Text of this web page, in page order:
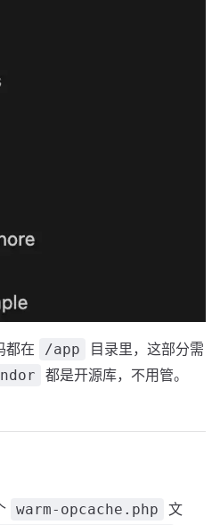
都在 /app
目录里，这部分需
都是开源库，不用管。
warm-opcache.php
文